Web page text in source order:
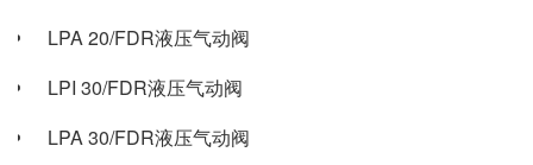
LPA 20/FDR液压气动阀
LPI 30/FDR液压气动阀
LPA 30/FDR液压气动阀